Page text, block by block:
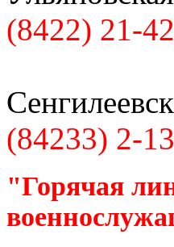
(8422) 21-
(84233) 2-
"Горячая